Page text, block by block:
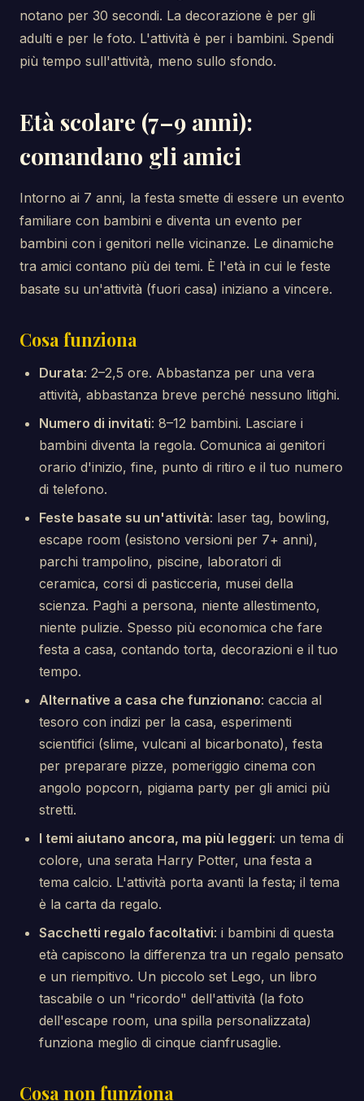
notano per 30 secondi. La decorazione è per gli
adulti e per le foto. L'attività è per i bambini. Spendi
più tempo sull'attività, meno sullo sfondo.
Età scolare (7–9 anni):
comandano gli amici
Intorno ai 7 anni, la festa smette di essere un evento
familiare con bambini e diventa un evento per
bambini con i genitori nelle vicinanze. Le dinamiche
tra amici contano più dei temi. È l'età in cui le feste
basate su un'attività (fuori casa) iniziano a vincere.
Cosa funziona
Durata: 2–2,5 ore. Abbastanza per una vera
attività, abbastanza breve perché nessuno litighi.
Numero di invitati: 8–12 bambini. Lasciare i
bambini diventa la regola. Comunica ai genitori
orario d'inizio, fine, punto di ritiro e il tuo numero
di telefono.
Feste basate su un'attività: laser tag, bowling,
escape room (esistono versioni per 7+ anni),
parchi trampolino, piscine, laboratori di
ceramica, corsi di pasticceria, musei della
scienza. Paghi a persona, niente allestimento,
niente pulizie. Spesso più economica che fare
festa a casa, contando torta, decorazioni e il tuo
tempo.
Alternative a casa che funzionano: caccia al
tesoro con indizi per la casa, esperimenti
scientifici (slime, vulcani al bicarbonato), festa
per preparare pizze, pomeriggio cinema con
angolo popcorn, pigiama party per gli amici più
stretti.
I temi aiutano ancora, ma più leggeri: un tema di
colore, una serata Harry Potter, una festa a
tema calcio. L'attività porta avanti la festa; il tema
è la carta da regalo.
Sacchetti regalo facoltativi: i bambini di questa
età capiscono la differenza tra un regalo pensato
e un riempitivo. Un piccolo set Lego, un libro
tascabile o un "ricordo" dell'attività (la foto
dell'escape room, una spilla personalizzata)
funziona meglio di cinque cianfrusaglie.
Cosa non funziona